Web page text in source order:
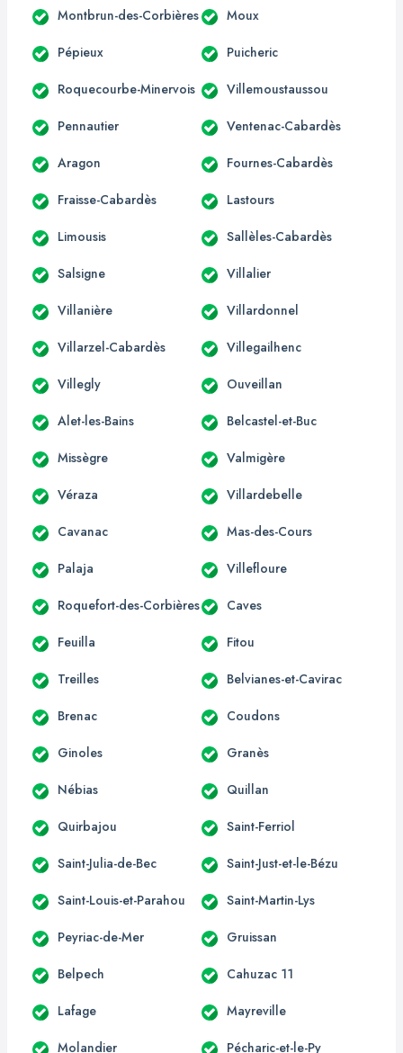
Montbrun-des-Corbières Moux
Pépieux Puicheric
Roquecourbe-Minervois Villemoustaussou
Pennautier Ventenac-Cabardès
Aragon Fournes-Cabardès
Fraisse-Cabardès Lastours
Limousis Sallèles-Cabardès
Salsigne Villalier
Villanière Villardonnel
Villarzel-Cabardès Villegailhenc
Villegly Ouveillan
Alet-les-Bains Belcastel-et-Buc
Missègre Valmigère
Véraza Villardebelle
Cavanac Mas-des-Cours
Palaja Villefloure
Roquefort-des-Corbières Caves
Feuilla Fitou
Treilles Belvianes-et-Cavirac
Brenac Coudons
Ginoles Granès
Nébias Quillan
Quirbajou Saint-Ferriol
Saint-Julia-de-Bec Saint-Just-et-le-Bézu
Saint-Louis-et-Parahou Saint-Martin-Lys
Peyriac-de-Mer Gruissan
Belpech Cahuzac 11
Lafage Mayreville
Molandier Pécharic-et-le-Py